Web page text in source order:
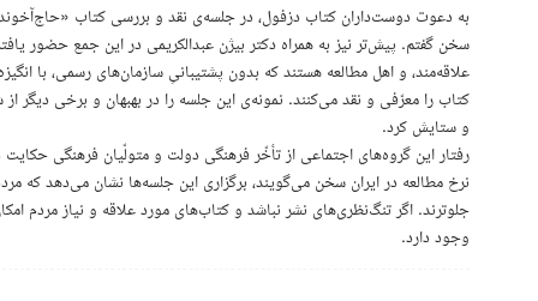
به دعوت دوست‌داران کتاب دزفول، در جلسه‌‌ی نقد و بررسی کتاب
سخن گفتم. پیش‌تر نیز به همراه دکتر بیژن عبدالکریمی در این جمع حضور
علاقه‌مند، و اهل مطالعه هستند که بدون پشتیبانیِ سازمان‌های رسمی، با
کتاب را معرّفی و نقد می‌کنند. نمونه‌ی این جلسه را در بهبهان و برخی دیگر از
و ستایش کرد.
رفتار این گروه‌های اجتماعی از تأخّر فرهنگی دولت و متولّیان فرهنگی
نرخ مطالعه در ایران سخن می‌گویند، برگزاری این جلسه‌ها نشان می‌دهد که
جلوترند. اگر تنگ‌نظری‌های نشر نباشد و کتاب‌های مورد علاقه و نیاز مردم
وجود دارد.